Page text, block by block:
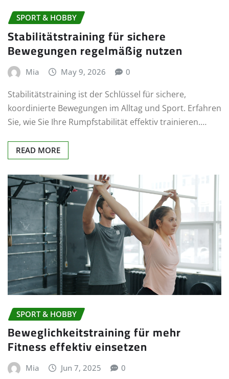
SPORT & HOBBY
Stabilitätstraining für sichere
Bewegungen regelmäßig nutzen
Mia May 9, 2026 0
Stabilitätstraining ist der Schlüssel für sichere,
koordinierte Bewegungen im Alltag und Sport. Erfahren
Sie, wie Sie Ihre Rumpfstabilität effektiv trainieren.…
READ MORE
SPORT & HOBBY
Beweglichkeitstraining für mehr
Fitness effektiv einsetzen
Mia Jun 7, 2025 0